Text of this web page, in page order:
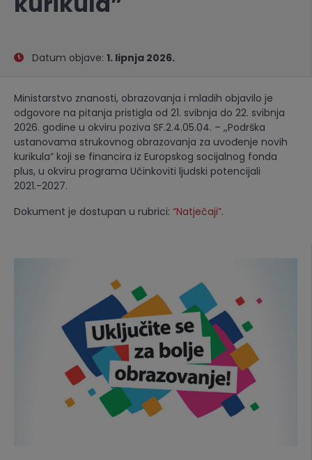
Datum objave: 1. lipnja 2026.
Ministarstvo znanosti, obrazovanja i mladih objavilo je
odgovore na pitanja pristigla od 21. svibnja do 22. svibnja
2026. godine u okviru poziva SF.2.4.05.04. – ,,Podrška
ustanovama strukovnog obrazovanja za uvođenje novih
kurikula” koji se financira iz Europskog socijalnog fonda
plus, u okviru programa Učinkoviti ljudski potencijali
2021.-2027.
Dokument je dostupan u rubrici: “Natječaji”.